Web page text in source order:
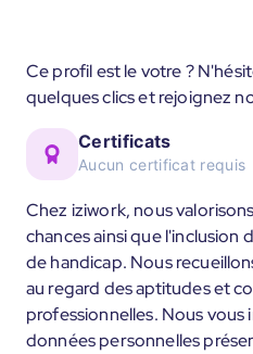
Ce profil est le votre ?
quelques clics et rejoignez
Certificats
Aucun certificat requis
Chez iziwork, nous
chances ainsi que l'inclusion
de handicap. Nous
au regard des aptitudes et
professionnelles. Nous vous
données personnelles